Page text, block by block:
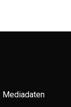
Mediadaten